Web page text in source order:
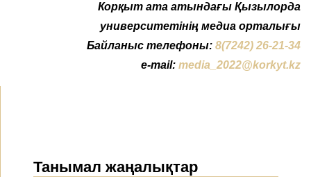
Корқыт ата атындағы Қызылорда
университетінің медиа орталығы
Байланыс телефоны: 8(7242) 26-21-34
e-mail: media_2022@korkyt.kz
Танымал жаңалықтар